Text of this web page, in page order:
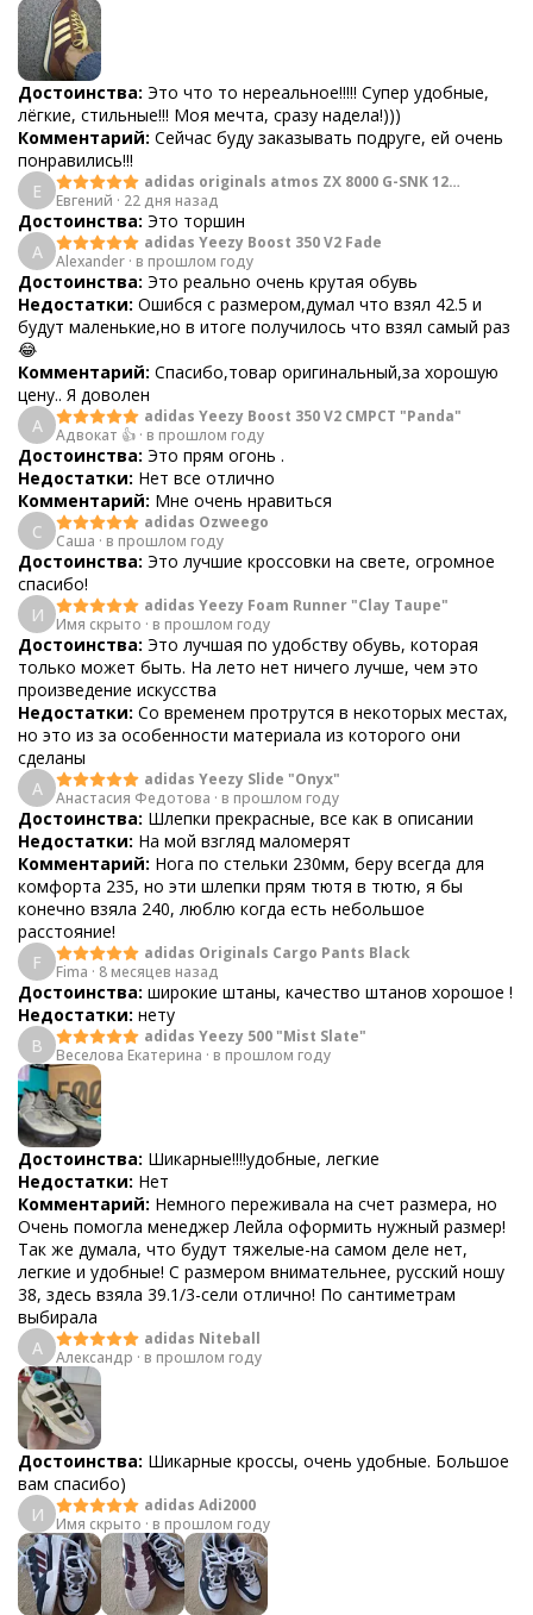
Достоинства: Это что то нереальное!!!!! Супер удобные,
лёгкие, стильные!!! Моя мечта, сразу надела!)))
Комментарий: Сейчас буду заказывать подруге, ей очень
понравились!!!
Е
adidas originals atmos ZX 8000 G-SNK 12
Predator
Евгений · 22 дня назад
Достоинства: Это торшин
A
adidas Yeezy Boost 350 V2 Fade
Alexander · в прошлом году
Достоинства: Это реально очень крутая обувь
Недостатки: Ошибся с размером,думал что взял 42.5 и
будут маленькие,но в итоге получилось что взял самый раз
😂
Комментарий: Спасибо,товар оригинальный,за хорошую
цену.. Я доволен
А
adidas Yeezy Boost 350 V2 CMPCT "Panda"
Адвокат 👍 · в прошлом году
Достоинства: Это прям огонь .
Недостатки: Нет все отлично
Комментарий: Мне очень нравиться
С
adidas Ozweego
Саша · в прошлом году
Достоинства: Это лучшие кроссовки на свете, огромное
спасибо!
И
adidas Yeezy Foam Runner "Clay Taupe"
Имя скрыто · в прошлом году
Достоинства: Это лучшая по удобству обувь, которая
только может быть. На лето нет ничего лучше, чем это
произведение искусства
Недостатки: Со временем протрутся в некоторых местах,
но это из за особенности материала из которого они
сделаны
А
adidas Yeezy Slide "Onyx"
Анастасия Федотова · в прошлом году
Достоинства: Шлепки прекрасные, все как в описании
Недостатки: На мой взгляд маломерят
Комментарий: Нога по стельки 230мм, беру всегда для
комфорта 235, но эти шлепки прям тютя в тютю, я бы
конечно взяла 240, люблю когда есть небольшое
расстояние!
F
adidas Originals Cargo Pants Black
Fima · 8 месяцев назад
Достоинства: широкие штаны, качество штанов хорошое !
Недостатки: нету
В
adidas Yeezy 500 "Mist Slate"
Веселова Екатерина · в прошлом году
Достоинства: Шикарные!!!!удобные, легкие
Недостатки: Нет
Комментарий: Немного переживала на счет размера, но
Очень помогла менеджер Лейла оформить нужный размер!
Так же думала, что будут тяжелые-на самом деле нет,
легкие и удобные! С размером внимательнее, русский ношу
38, здесь взяла 39.1/3-сели отлично! По сантиметрам
выбирала
А
adidas Niteball
Александр · в прошлом году
Достоинства: Шикарные кроссы, очень удобные. Большое
вам спасибо)
И
adidas Adi2000
Имя скрыто · в прошлом году